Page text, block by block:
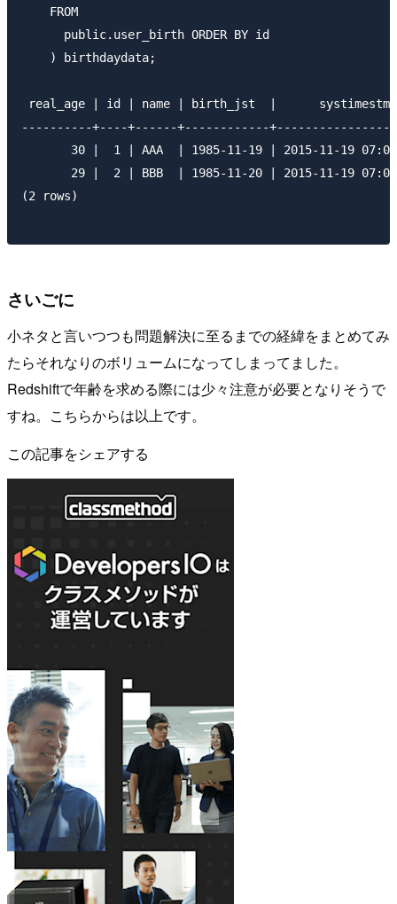
    FROM
      public.user_birth ORDER BY id
    ) birthdaydata;
real_age | id | name | birth_jst  |
----------+----+------+------------
30 |  1 | AAA  | 1985-11-19 | 2015-11-19
29 |  2 | BBB  | 1985-11-20 | 2015-11-19
(2 rows)
さいごに
小ネタと言いつつも問題解決に至るまでの経緯をまとめてみ
たらそれなりのボリュームになってしまってました。
Redshiftで年齢を求める際には少々注意が必要となりそうで
すね。こちらからは以上です。
この記事をシェアする